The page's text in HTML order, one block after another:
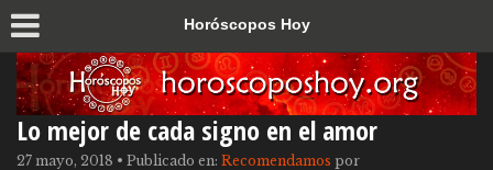
Horóscopos Hoy
Lo mejor de cada signo en el amor
27 mayo, 2018 • Publicado en: Recomendamos por